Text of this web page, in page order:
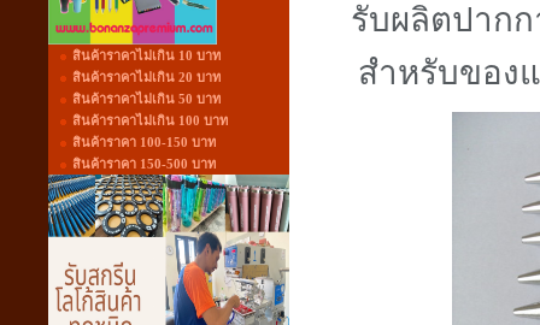
สินค้าราคาไม่เกิน 10 บาท
สินค้าราคาไม่เกิน 20 บาท
สินค้าราคาไม่เกิน 50 บาท
สินค้าราคาไม่เกิน 100 บาท
สินค้าราคา 100-150 บาท
สินค้าราคา 150-500 บาท
รับผลิตปาก
สำหรับของ